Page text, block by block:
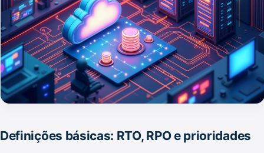
Definições básicas: RTO, RPO e prioridades